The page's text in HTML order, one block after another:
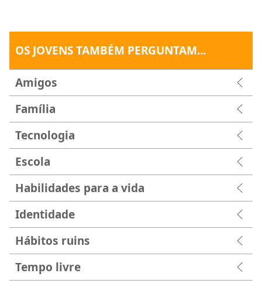
conversar com ninguém sobre o que eu
tava sentindo. Mas percebi que os amigos
realmente ajudam a curar a ferida. Me
senti bem mais leve depois que conversei
Outro
texto da Bíblia diz: “Adquira sabedoria,
adquira entendimento.” (
Provérbios
experiências ruins, como o fim de um
namoro, podemos aprender muito
sobre nós mesmos e sobre a forma
como lidamos com decepções.
OS JOVENS TAMBÉM PERGUNTAM...
Amigos
Família
Tecnologia
Escola
Habilidades para a vida
Identidade
Hábitos ruins
Tempo livre